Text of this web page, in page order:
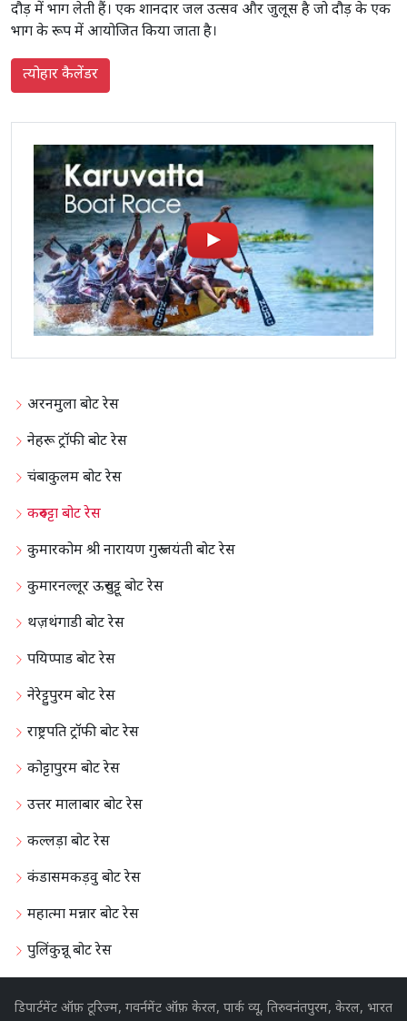
अरनमुला बोट रेस
नेहरू ट्रॉफी बोट रेस
चंबाकुलम बोट रेस
करुवट्टा बोट रेस
कुमारकोम श्री नारायण गुरु जयंती बोट रेस
कुमारनल्लूर ऊरुचुट्टू बोट रेस
थज़थंगाडी बोट रेस
पयिप्पाड बोट रेस
नेरेट्टुपुरम बोट रेस
राष्ट्रपति ट्रॉफी बोट रेस
कोट्टापुरम बोट रेस
उत्तर मालाबार बोट रेस
कल्लड़ा बोट रेस
कंडासमकड़वु बोट रेस
महात्मा मन्नार बोट रेस
पुलिंकुन्नू बोट रेस
दौड़ में भाग लेती हैं। एक शानदार जल उत्सव और जुलूस है जो दौड़ के एक
भाग के रूप में आयोजित किया जाता है।
त्योहार कैलेंडर
डिपार्टमेंट ऑफ़ टूरिज्म, गवर्नमेंट ऑफ़ केरल, पार्क व्यू, तिरुवनंतपुरम, केरल, भारत